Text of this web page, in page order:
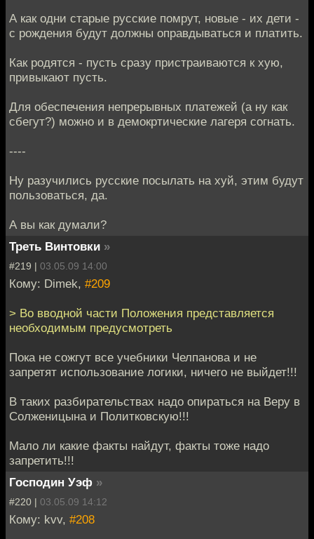
А как одни старые русские помрут, новые - их дети -
с рождения будут должны оправдываться и платить.
Как родятся - пусть сразу пристраиваются к хую,
привыкают пусть.
Для обеспечения непрерывных платежей (а ну как
сбегут?) можно и в демокртические лагеря согнать.
----
Ну разучились русские посылать на хуй, этим будут
пользоваться, да.
А вы как думали?
Треть Винтовки »
#219 | 03.05.09 14:00
Кому: Dimek, #209
> Во вводной части Положения представляется
необходимым предусмотреть
Пока не сожгут все учебники Челпанова и не
запретят использование логики, ничего не выйдет!!!
В таких разбирательствах надо опираться на Веру в
Солженицына и Политковскую!!!
Мало ли какие факты найдут, факты тоже надо
запретить!!!
Господин Уэф »
#220 | 03.05.09 14:12
Кому: kvv, #208